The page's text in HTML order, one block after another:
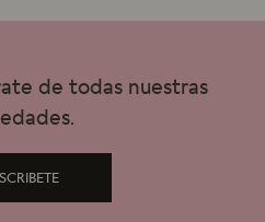
de todas nuestras